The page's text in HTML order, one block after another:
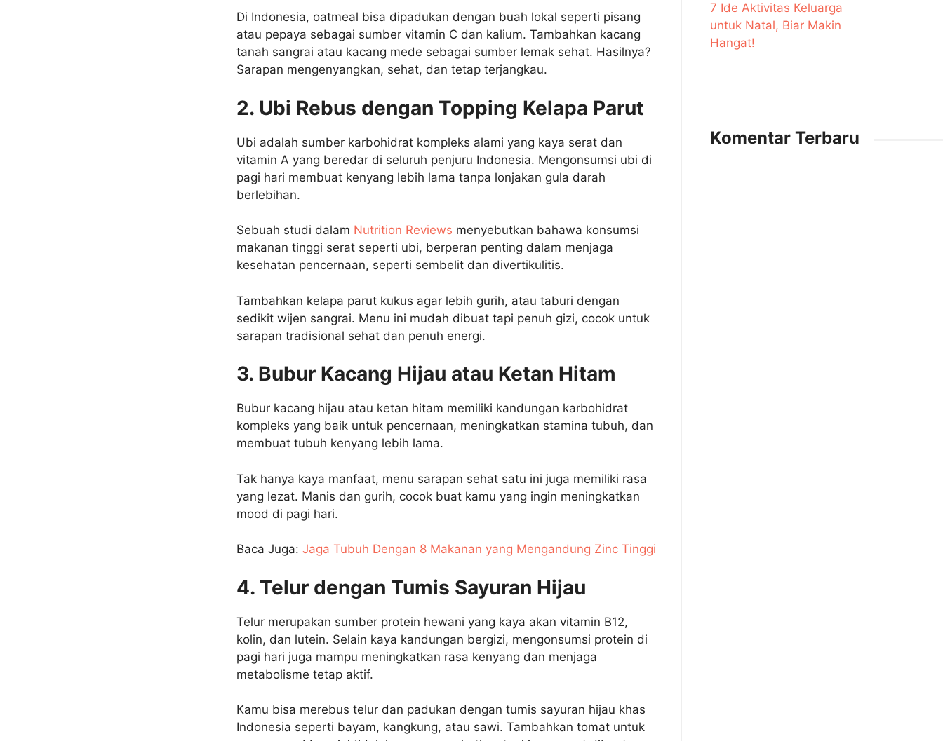
Di Indonesia, oatmeal bisa dipadukan dengan buah lokal seperti pisang
atau pepaya sebagai sumber vitamin C dan kalium. Tambahkan kacang
tanah sangrai atau kacang mede sebagai sumber lemak sehat. Hasilnya?
Sarapan mengenyangkan, sehat, dan tetap terjangkau.
2. Ubi Rebus dengan Topping Kelapa Parut
Ubi adalah sumber karbohidrat kompleks alami yang kaya serat dan
vitamin A yang beredar di seluruh penjuru Indonesia. Mengonsumsi ubi di
pagi hari membuat kenyang lebih lama tanpa lonjakan gula darah
berlebihan.
Sebuah studi dalam Nutrition Reviews menyebutkan bahawa konsumsi
makanan tinggi serat seperti ubi, berperan penting dalam menjaga
kesehatan pencernaan, seperti sembelit dan divertikulitis.
Tambahkan kelapa parut kukus agar lebih gurih, atau taburi dengan
sedikit wijen sangrai. Menu ini mudah dibuat tapi penuh gizi, cocok untuk
sarapan tradisional sehat dan penuh energi.
3. Bubur Kacang Hijau atau Ketan Hitam
Bubur kacang hijau atau ketan hitam memiliki kandungan karbohidrat
kompleks yang baik untuk pencernaan, meningkatkan stamina tubuh, dan
membuat tubuh kenyang lebih lama.
Tak hanya kaya manfaat, menu sarapan sehat satu ini juga memiliki rasa
yang lezat. Manis dan gurih, cocok buat kamu yang ingin meningkatkan
mood di pagi hari.
Baca Juga: Jaga Tubuh Dengan 8 Makanan yang Mengandung Zinc Tinggi
4. Telur dengan Tumis Sayuran Hijau
Telur merupakan sumber protein hewani yang kaya akan vitamin B12,
kolin, dan lutein. Selain kaya kandungan bergizi, mengonsumsi protein di
pagi hari juga mampu meningkatkan rasa kenyang dan menjaga
metabolisme tetap aktif.
Kamu bisa merebus telur dan padukan dengan tumis sayuran hijau khas
Indonesia seperti bayam, kangkung, atau sawi. Tambahkan tomat untuk
7 Ide Aktivitas Keluarga
untuk Natal, Biar Makin
Hangat!
Komentar Terbaru